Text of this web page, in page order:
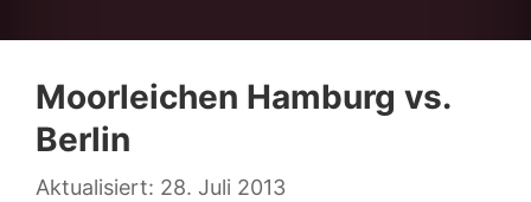
Moorleichen Hamburg vs.
Berlin
28. Juli 2013